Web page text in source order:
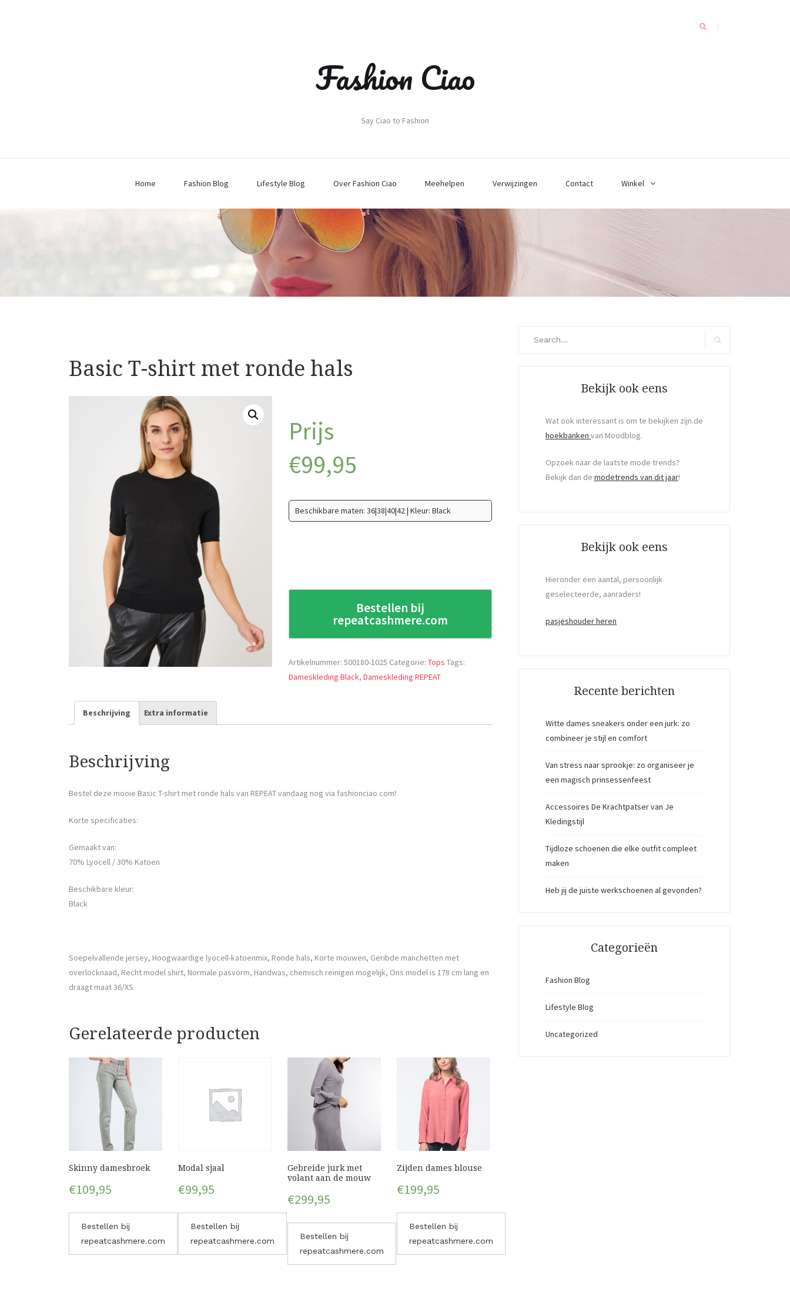
Fashion Ciao
Say Ciao to Fashion
Home Fashion Blog Lifestyle Blog Over Fashion Ciao Meehelpen Verwijzingen Contact Winkel
Basic T-shirt met ronde hals
€99,95
Beschikbare maten: 36|38|40|42 | Kleur: Black
Bestellen bij
repeatcashmere.com
Artikelnummer:500180-1025 Categorie:Tops Tags:
Dameskleding Black,Dameskleding REPEAT
Beschrijving Extra informatie
Beschrijving
Bestel deze mooie Basic T-shirt met ronde hals van REPEAT vandaag nog via fashionciao.com!
Korte specificaties:
Gemaakt van:
70% Lyocell / 30% Katoen
Beschikbare kleur:
Black
Soepelvallende jersey, Hoogwaardige lyocell-katoenmix, Ronde hals, Korte mouwen, Geribde manchetten met
overlocknaad, Recht model shirt, Normale pasvorm, Handwas, chemisch reinigen mogelijk, Ons model is 178 cm lang en
draagt maat 36/XS
Gerelateerde producten
Skinny damesbroek
€109,95
Bestellen bij
repeatcashmere.com
Modal sjaal
€99,95
Bestellen bij
repeatcashmere.com
Gebreide jurk met
volant aan de mouw
€299,95
Bestellen bij
repeatcashmere.com
Zijden dames blouse
€199,95
Bestellen bij
repeatcashmere.com
Bekijk ook eens
Wat ook interessant is om te bekijken zijn de
hoekbanken van Moodblog.
Opzoek naar de laatste mode trends?
Bekijk dan de modetrends van dit jaar!
Bekijk ook eens
Hieronder een aantal, persoonlijk
geselecteerde, aanraders!
pasjeshouder heren
Recente berichten
Witte dames sneakers onder een jurk: zo
combineer je stijl en comfort
Van stress naar sprookje: zo organiseer je
een magisch prinsessenfeest
Accessoires De Krachtpatser van Je
Kledingstijl
Tijdloze schoenen die elke outfit compleet
maken
Heb jij de juiste werkschoenen al gevonden?
Categorieën
Fashion Blog
Lifestyle Blog
Uncategorized